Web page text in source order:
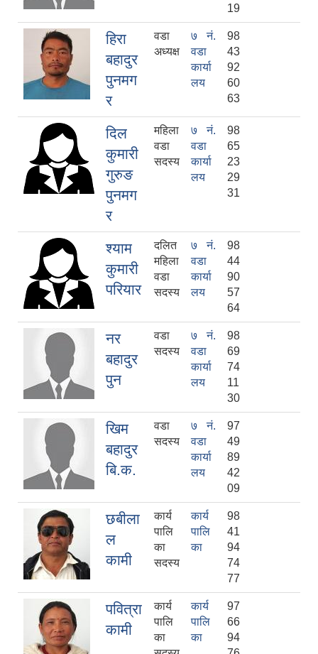
19
हिरा
बहादुर
पुनमग
र
वडा
अध्यक्ष
७ नं.
वडा
कार्या
लय
98
43
92
60
63
दिल
कुमारी
गुरुङ
पुनमग
र
महिला
वडा
सदस्य
७ नं.
वडा
कार्या
लय
98
65
23
29
31
श्याम
कुमारी
परियार
दलित
महिला
वडा
सदस्य
७ नं.
वडा
कार्या
लय
98
44
90
57
64
नर
बहादुर
पुन
वडा
सदस्य
७ नं.
वडा
कार्या
लय
98
69
74
11
30
खिम
बहादुर
बि.क.
वडा
सदस्य
७ नं.
वडा
कार्या
लय
97
49
89
42
09
छबीला
ल
कामी
कार्य
पालि
का
सदस्य
कार्य
पालि
का
98
41
94
74
77
पवित्रा
कामी
कार्य
पालि
का
कार्य
पालि
का
97
66
94